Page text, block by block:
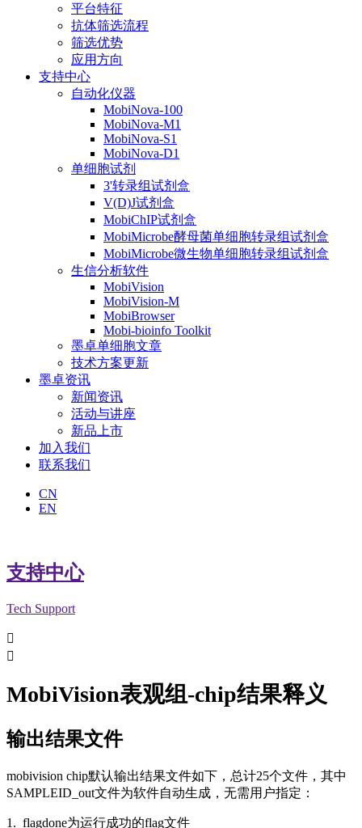
平台特征
抗体筛选流程
筛选优势
应用方向
支持中心
自动化仪器
MobiNova-100
MobiNova-M1
MobiNova-S1
MobiNova-D1
单细胞试剂
3'转录组试剂盒
V(D)J试剂盒
MobiChIP试剂盒
MobiMicrobe酵母菌单细胞转录组试剂盒
MobiMicrobe微生物单细胞转录组试剂盒
生信分析软件
MobiVision
MobiVision-M
MobiBrowser
Mobi-bioinfo Toolkit
墨卓单细胞文章
技术方案更新
墨卓资讯
新闻资讯
活动与讲座
新品上市
加入我们
联系我们
CN
EN
支持中心
Tech Support


MobiVision表观组-chip结果释义
输出结果文件
mobivision chip默认输出结果文件如下，总计25个文件，其中
SAMPLEID_out文件为软件自动生成，无需用户指定：
1._flagdone为运行成功的flag文件